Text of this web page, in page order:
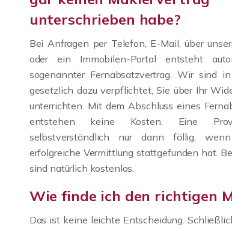
unterschrieben habe?
Bei Anfragen per Telefon, E-Mail, über
oder ein Immobilen-Portal entsteht
sogenannter Fernabsatzvertrag. Wir sind
gesetzlich dazu verpflichtet, Sie über Ihr
unterrichten. Mit dem Abschluss eines
entstehen keine Kosten. Eine
selbstverständlich nur dann fällig,
erfolgreiche Vermittlung stattgefunden hat.
sind natürlich kostenlos.
Wie finde ich den richtigen
Das ist keine leichte Entscheidung.